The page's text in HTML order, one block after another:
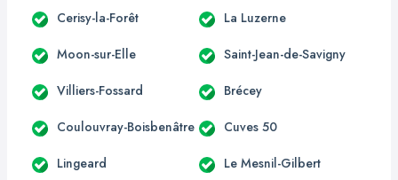
Cerisy-la-Forêt La Luzerne
Moon-sur-Elle Saint-Jean-de-Savigny
Villiers-Fossard Brécey
Coulouvray-Boisbenâtre Cuves 50
Lingeard Le Mesnil-Gilbert